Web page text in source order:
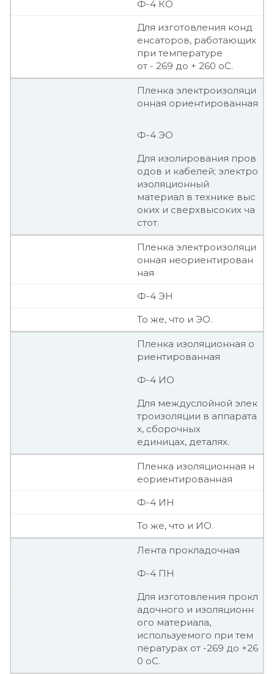
Ф-4 КО
Для изготовления конд
енсаторов, работающих
при температуре
от - 269 до + 260 оС.
Пленка электроизоляци
онная ориентированная
Ф-4 ЭО
Для изолирования пров
одов и кабелей; электро
изоляционный
материал в технике выс
оких и сверхвысоких ча
стот.
Пленка электроизоляци
онная неориентирован
ная
Ф-4 ЭН
То же, что и ЭО.
Пленка изоляционная о
риентированная
Ф-4 ИО
Для междуслойной элек
троизоляции в аппарата
х, сборочных
единицах, деталях.
Пленка изоляционная н
еориентированная
Ф-4 ИН
То же, что и ИО.
Лента прокладочная
Ф-4 ПН
Для изготовления прокл
адочного и изоляционн
ого материала,
используемого при тем
пературах от -269 до +26
0 оС.